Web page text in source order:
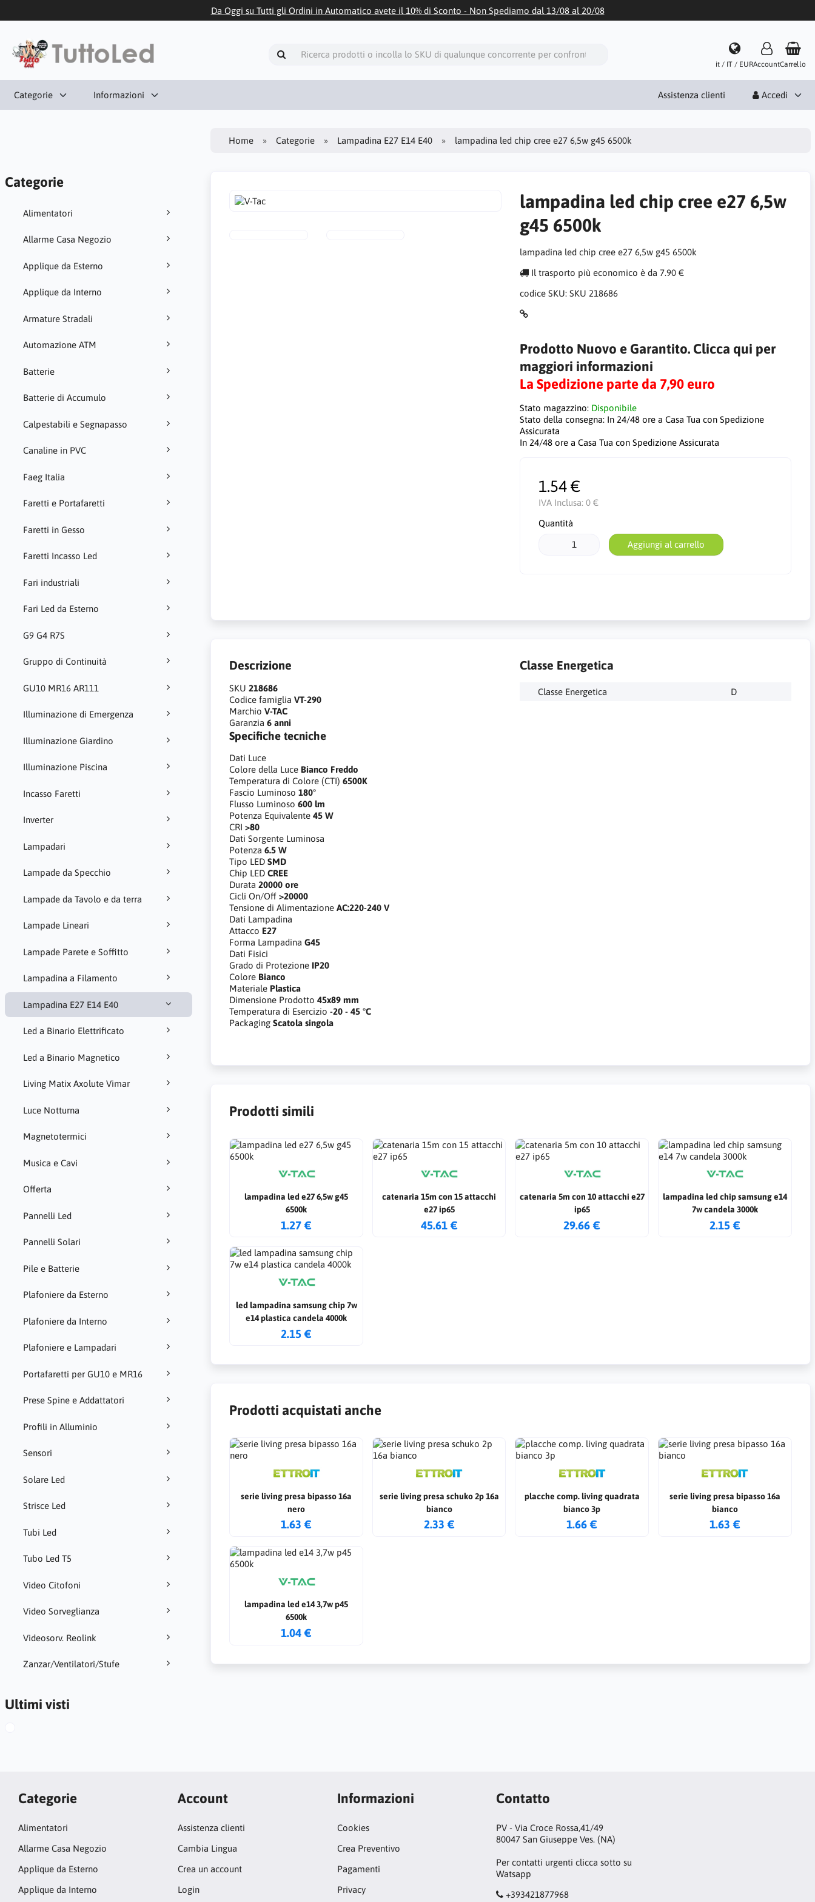
Da Oggi su Tutti gli Ordini in Automatico avete il 10% di Sconto - Non Spediamo dal 13/08 al 20/08
it / IT / EURAccountCarrello
Categorie Informazioni Assistenza clienti Accedi
Categorie
Alimentatori
Allarme Casa Negozio
Applique da Esterno
Applique da Interno
Armature Stradali
Automazione ATM
Batterie
Batterie di Accumulo
Calpestabili e Segnapasso
Canaline in PVC
Faeg Italia
Faretti e Portafaretti
Faretti in Gesso
Faretti Incasso Led
Fari industriali
Fari Led da Esterno
G9 G4 R7S
Gruppo di Continuità
GU10 MR16 AR111
Illuminazione di Emergenza
Illuminazione Giardino
Illuminazione Piscina
Incasso Faretti
Inverter
Lampadari
Lampade da Specchio
Lampade da Tavolo e da terra
Lampade Lineari
Lampade Parete e Soffitto
Lampadina a Filamento
Lampadina E27 E14 E40
Led a Binario Elettrificato
Led a Binario Magnetico
Living Matix Axolute Vimar
Luce Notturna
Magnetotermici
Musica e Cavi
Offerta
Pannelli Led
Pannelli Solari
Pile e Batterie
Plafoniere da Esterno
Plafoniere da Interno
Plafoniere e Lampadari
Portafaretti per GU10 e MR16
Prese Spine e Addattatori
Profili in Alluminio
Sensori
Solare Led
Strisce Led
Tubi Led
Tubo Led T5
Video Citofoni
Video Sorveglianza
Videosorv. Reolink
Zanzar/Ventilatori/Stufe
Ultimi visti
Home Categorie Lampadina E27 E14 E40 lampadina led chip cree e27 6,5w g45 6500k
lampadina led chip cree e27 6,5w
g45 6500k
lampadina led chip cree e27 6,5w g45 6500k
Il trasporto più economico è da 7.90 €
codice SKU: SKU 218686
Prodotto Nuovo e Garantito. Clicca qui per
maggiori informazioni
La Spedizione parte da 7,90 euro
Stato magazzino: Disponibile
Stato della consegna: In 24/48 ore a Casa Tua con Spedizione
Assicurata
In 24/48 ore a Casa Tua con Spedizione Assicurata
1.54 €
IVA Inclusa: 0 €
Quantità
Aggiungi al carrello
Descrizione
SKU 218686
Codice famiglia VT-290
Marchio V-TAC
Garanzia 6 anni
Specifiche tecniche
Dati Luce
Colore della Luce Bianco Freddo
Temperatura di Colore (CTI) 6500K
Fascio Luminoso 180°
Flusso Luminoso 600 lm
Potenza Equivalente 45 W
CRI >80
Dati Sorgente Luminosa
Potenza 6.5 W
Tipo LED SMD
Chip LED CREE
Durata 20000 ore
Cicli On/Off >20000
Tensione di Alimentazione AC:220-240 V
Dati Lampadina
Attacco E27
Forma Lampadina G45
Dati Fisici
Grado di Protezione IP20
Colore Bianco
Materiale Plastica
Dimensione Prodotto 45x89 mm
Temperatura di Esercizio -20 - 45 °C
Packaging Scatola singola
Classe Energetica
Classe Energetica D
Prodotti simili
lampadina led e27 6,5w g45
6500k
1.27 €
catenaria 15m con 15 attacchi
e27 ip65
45.61 €
catenaria 5m con 10 attacchi e27
ip65
29.66 €
lampadina led chip samsung e14
7w candela 3000k
2.15 €
led lampadina samsung chip 7w
e14 plastica candela 4000k
2.15 €
Prodotti acquistati anche
serie living presa bipasso 16a
nero
1.63 €
serie living presa schuko 2p 16a
bianco
2.33 €
placche comp. living quadrata
bianco 3p
1.66 €
serie living presa bipasso 16a
bianco
1.63 €
lampadina led e14 3,7w p45
6500k
1.04 €
Categorie
Alimentatori
Allarme Casa Negozio
Applique da Esterno
Applique da Interno
Account
Assistenza clienti
Cambia Lingua
Crea un account
Login
Informazioni
Cookies
Crea Preventivo
Pagamenti
Privacy
Contatto
PV - Via Croce Rossa,41/49
80047 San Giuseppe Ves. (NA)
Per contatti urgenti clicca sotto su
Watsapp
+393421877968